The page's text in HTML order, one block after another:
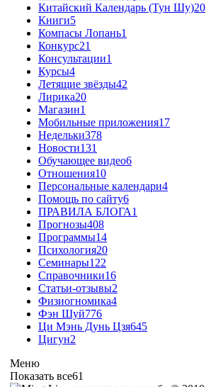
Китайский Календарь (Тун Шу)20
Книги5
Компасы Лопань1
Конкурс21
Консультации1
Курсы4
Летящие звёзды42
Лирика20
Магазин1
Мобильные приложения17
Недельки378
Новости131
Обучающее видео6
Отношения10
Персональные календари4
Помощь по сайту6
ПРАВИЛА БЛОГА1
Прогнозы408
Программы14
Психология20
Семинары122
Справочники16
Статьи-отзывы2
Физиогномика4
Фэн Шуй776
Ци Мэнь Дунь Цзя645
Цигун2
Меню
Показать все61